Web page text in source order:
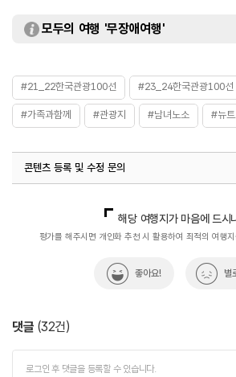
모두의 여행 '무장애여행'
#21_22한국관광100선 #23_24한국관광100선
#가족과함께 #관광지 #남녀노소 #뉴
#반려동물동반여행지
#이색체험 #커플데이트
콘텐츠 등록 및 수정 문의
지역콘텐츠육성팀(반려동물동반여행)
02-7299-582
해당 여행지가 마음에 드시
평가를 해주시면 개인화 추천 시 활용하여 최적의 여행
좋아요! 별
댓글 (32건)